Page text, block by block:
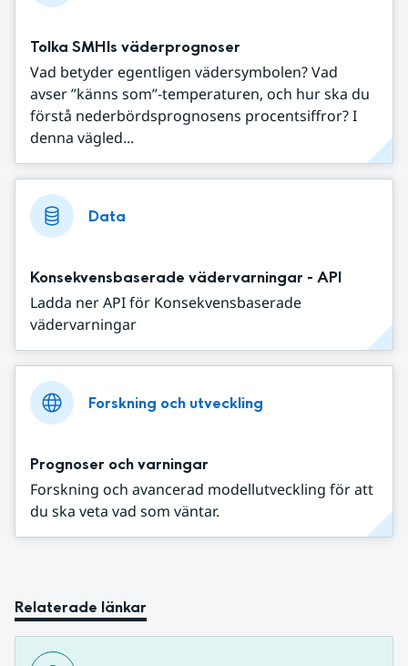
Tolka SMHIs väderprognoser
Vad betyder egentligen vädersymbolen? Vad
avser ”känns som”-temperaturen, och hur ska du
förstå nederbördsprognosens procentsiffror? I
denna vägled...
Data
Konsekvensbaserade vädervarningar - API
Ladda ner API för Konsekvensbaserade
vädervarningar
Forskning och utveckling
Prognoser och varningar
Forskning och avancerad modellutveckling för att
du ska veta vad som väntar.
Relaterade länkar